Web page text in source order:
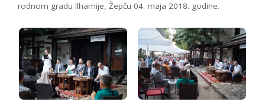
rodnom gradu Ilhamije, Žepču 04. maja 2018. godine.